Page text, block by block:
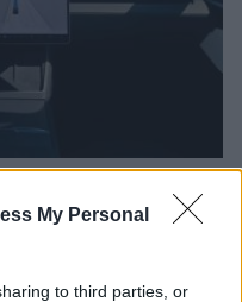
My Personal
to third parties, or